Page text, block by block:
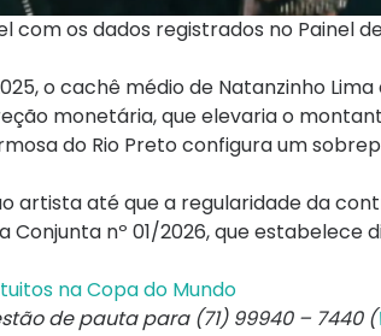
os dados registrados no Painel
o cachê médio de Natanzinho
monetária, que elevaria o
do Rio Preto configura um
artista até que a regularidade da
nº 01/2026, que estabelece
na Copa do Mundo
de pauta para (71) 99940 – 7440 (